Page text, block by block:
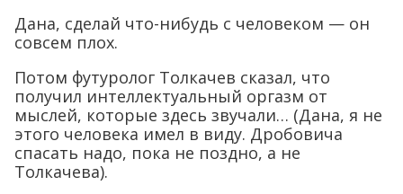
Дана, сделай что-нибудь с человеком — он
совсем плох.
Потом футуролог Толкачев сказал, что
получил интеллектуальный оргазм от
мыслей, которые здесь звучали… (Дана, я не
этого человека имел в виду. Дробовича
спасать надо, пока не поздно, а не
Толкачева).